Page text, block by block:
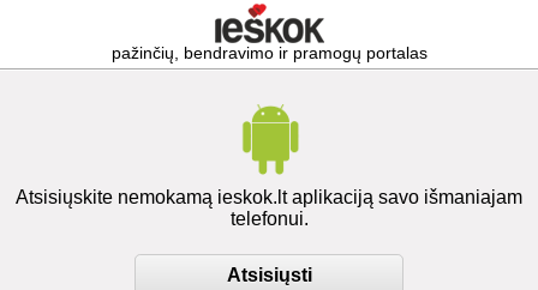
pažinčių, bendravimo ir pramogų portalas
Atsisiųskite nemokamą ieskok.lt aplikaciją savo išmaniajam
telefonui.
Atsisiųsti